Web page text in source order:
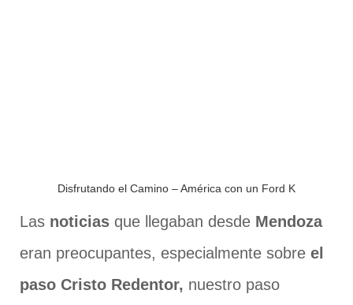
Disfrutando el Camino – América con un Ford K
Las noticias que llegaban desde Mendoza
eran preocupantes, especialmente sobre el
paso Cristo Redentor, nuestro paso